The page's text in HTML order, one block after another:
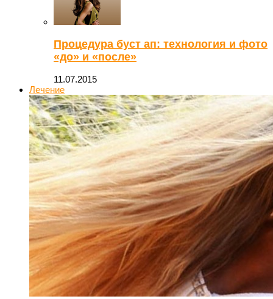
Процедура буст ап: технология и фото
«до» и «после»
11.07.2015
Лечение